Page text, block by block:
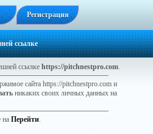
Регистрация
ссылке
ссылке https://pitchnestpro.com.
сайта https://pitchnestpro.com и
никаких своих личных данных на
на Перейти.